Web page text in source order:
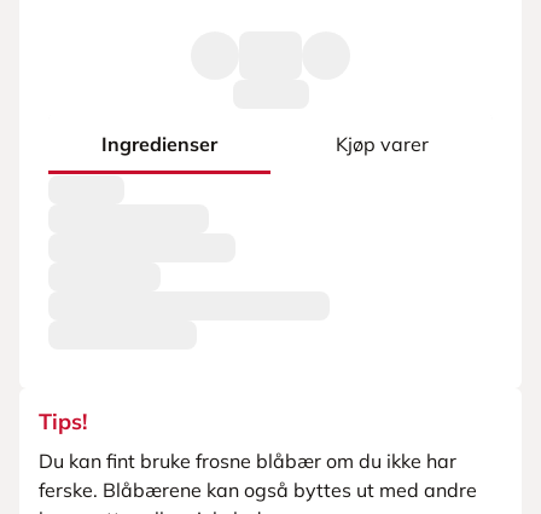
Ingredienser Kjøp varer
Tips!
Du kan fint bruke frosne blåbær om du ikke har
ferske. Blåbærene kan også byttes ut med andre